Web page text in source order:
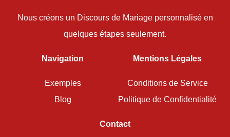
Nous créons un Discours de Mariage personnalisé en
quelques étapes seulement.
Navigation
Exemples
Blog
Mentions Légales
Conditions de Service
Politique de Confidentialité
Contact